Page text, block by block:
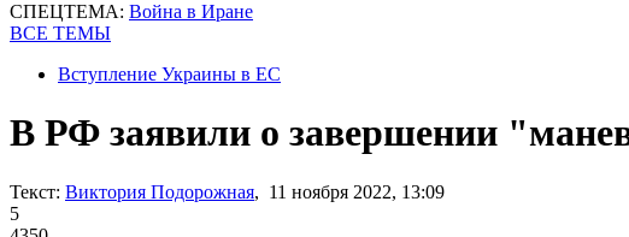
СПЕЦТЕМА: Война в Иране
ВСЕ ТЕМЫ
Вступление Украины в ЕС
В РФ заявили о завершении
Текст: Виктория Подорожная, 11 ноября 2022, 13:09
5